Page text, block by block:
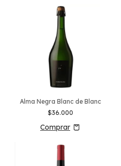
Alma Negra Blanc de Blanc
$36.000